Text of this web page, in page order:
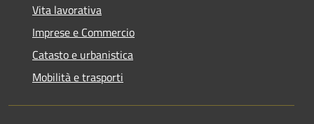
Vita lavorativa
Imprese e Commercio
Catasto e urbanistica
Mobilità e trasporti